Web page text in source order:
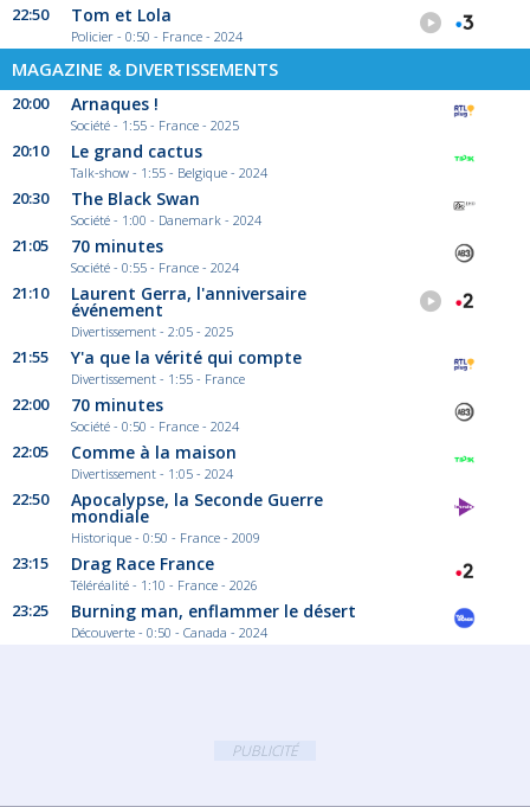
22:50 Tom et Lola
Policier - 0:50 - France - 2024
MAGAZINE & DIVERTISSEMENTS
20:00 Arnaques !
Société - 1:55 - France - 2025
20:10 Le grand cactus
Talk-show - 1:55 - Belgique - 2024
20:30 The Black Swan
Société - 1:00 - Danemark - 2024
21:05 70 minutes
Société - 0:55 - France - 2024
21:10 Laurent Gerra, l'anniversaire
événement
Divertissement - 2:05 - 2025
21:55 Y'a que la vérité qui compte
Divertissement - 1:55 - France
22:00 70 minutes
Société - 0:50 - France - 2024
22:05 Comme à la maison
Divertissement - 1:05 - 2024
22:50 Apocalypse, la Seconde Guerre
mondiale
Historique - 0:50 - France - 2009
23:15 Drag Race France
Téléréalité - 1:10 - France - 2026
23:25 Burning man, enflammer le désert
Découverte - 0:50 - Canada - 2024
PUBLICITÉ